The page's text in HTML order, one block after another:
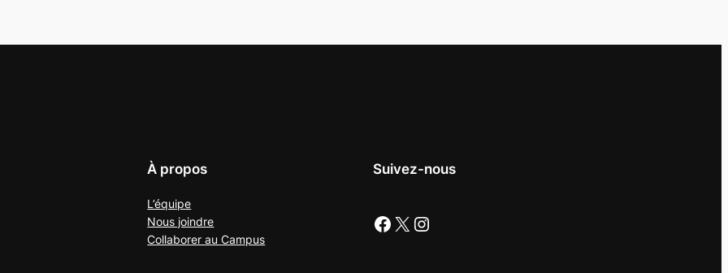
À propos
L’équipe
Nous joindre
Collaborer auCampus
Suivez-nous
Facebook X Instagram